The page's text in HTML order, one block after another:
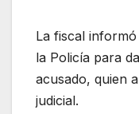
La fiscal
la Policía para
acusado, quien
judicial.